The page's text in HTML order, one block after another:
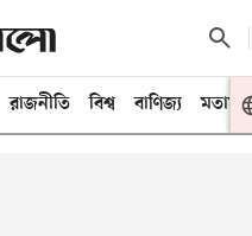
রাজনীতি বিশ্ব বাণিজ্য মতামত